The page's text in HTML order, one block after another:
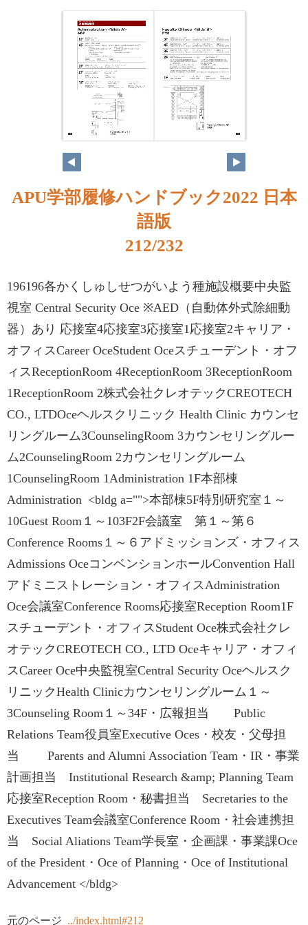
APU学部履修ハンドブック2022 日本
語版
212/232
196196各かくしゅしせつがいよう種施設概要中央監
視室 Central Security Oce ※AED（自動体外式除細動
器）あり 応接室4応接室3応接室1応接室2キャリア・
オフィスCareer OceStudent Oceスチューデント・オフ
ィスReceptionRoom 4ReceptionRoom 3ReceptionRoom
1ReceptionRoom 2株式会社クレオテックCREOTECH
CO., LTDOceヘルスクリニック Health Clinic カウンセ
リングルーム3CounselingRoom 3カウンセリングルー
ム2CounselingRoom 2カウンセリングルーム
1CounselingRoom 1Administration 1F本部棟
Administration <bldg a="">本部棟5F特別研究室１～
10Guest Room１～103F2F会議室 第１～第６
Conference Rooms１～６アドミッションズ・オフィス
Admissions OceコンベンションホールConvention Hall
アドミニストレーション・オフィスAdministration
Oce会議室Conference Rooms応接室Reception Room1F
スチューデント・オフィスStudent Oce株式会社クレ
オテックCREOTECH CO., LTD Oceキャリア・オフィ
スCareer Oce中央監視室Central Security Oceヘルスク
リニックHealth Clinicカウンセリングルーム１～
3Counseling Room１～34F・広報担当 Public
Relations Team役員室Executive Oces・校友・父母担
当 Parents and Alumni Association Team・IR・事業
計画担当 Institutional Research &amp; Planning Team
応接室Reception Room・秘書担当 Secretaries to the
Executives Team会議室Conference Room・社会連携担
当 Social Aliations Team学長室・企画課・事業課Oce
of the President・Oce of Planning・Oce of Institutional
Advancement </bldg>
元のページ ../index.html#212